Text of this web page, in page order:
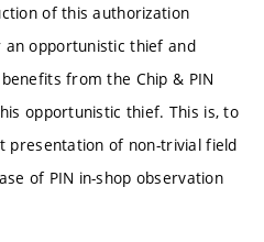
of this authorization
opportunistic thief and
from the Chip & PIN
opportunistic thief. This is, to
presentation of non-trivial field
of PIN in-shop observation